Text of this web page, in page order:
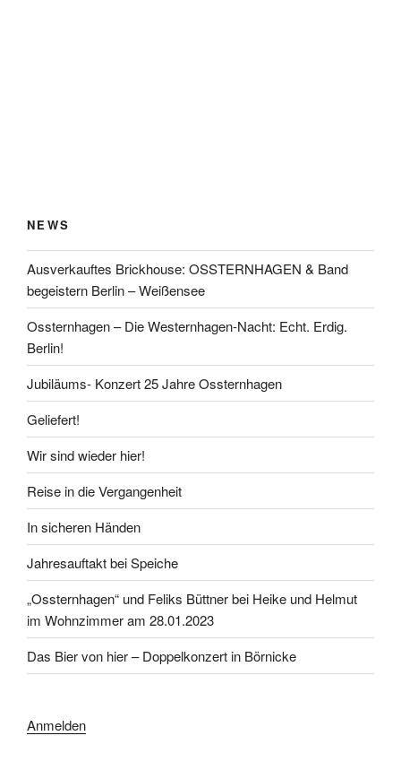
NEWS
Ausverkauftes Brickhouse: OSSTERNHAGEN & Band
begeistern Berlin – Weißensee
Ossternhagen – Die Westernhagen-Nacht: Echt. Erdig.
Berlin!
Jubiläums- Konzert 25 Jahre Ossternhagen
Geliefert!
Wir sind wieder hier!
Reise in die Vergangenheit
In sicheren Händen
Jahresauftakt bei Speiche
„Ossternhagen“ und Feliks Büttner bei Heike und Helmut
im Wohnzimmer am 28.01.2023
Das Bier von hier – Doppelkonzert in Börnicke
Anmelden